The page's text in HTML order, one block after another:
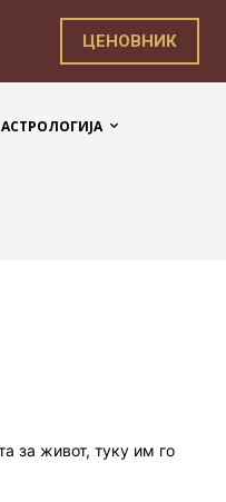
ЦЕНОВНИК
АСТРОЛОГИЈА